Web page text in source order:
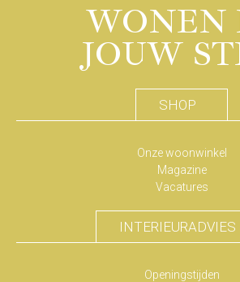
WONEN
JOUW
SHOP
Onze woonwinkel
Magazine
Vacatures
INTERIEURADVIES
Openingstijden